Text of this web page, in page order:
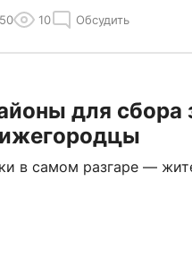
10 Обсудить
для сбора
в самом разгаре —